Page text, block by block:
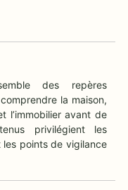
des repères
la maison,
l’immobilier avant de
privilégient les
points de vigilance